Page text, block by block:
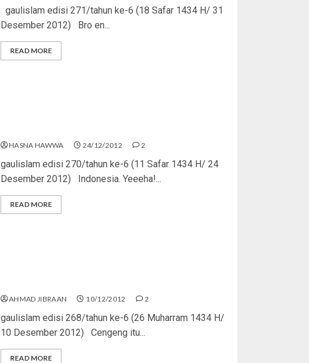
gaulislam edisi 271/tahun ke-6 (18 Safar 1434 H/ 31
Desember 2012) Bro en...
READ MORE
HASNA HAWWA 24/12/2012 2
gaulislam edisi 270/tahun ke-6 (11 Safar 1434 H/ 24
Desember 2012) Indonesia. Yeeeha!...
READ MORE
AHMAD JIBRAAN 10/12/2012 2
gaulislam edisi 268/tahun ke-6 (26 Muharram 1434 H/
10 Desember 2012) Cengeng itu...
READ MORE